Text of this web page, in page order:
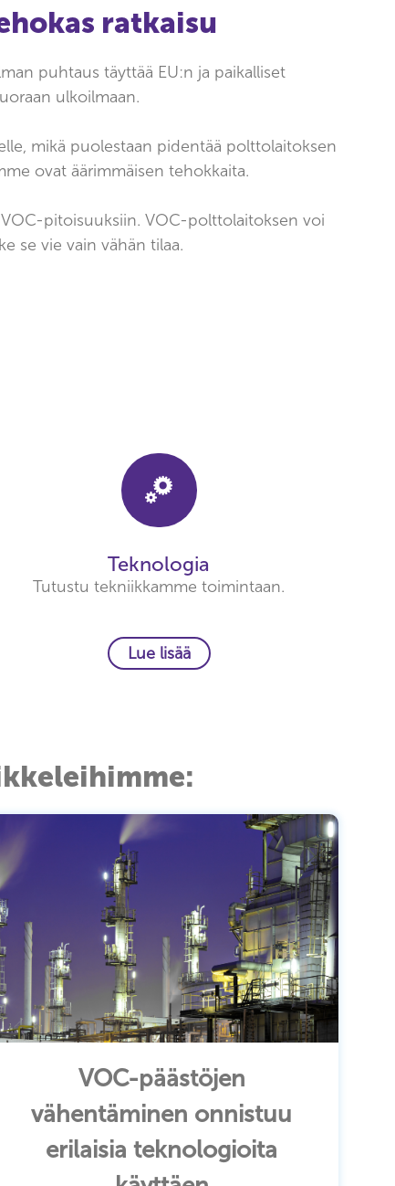
ratkaisu
puhtaus täyttää EU:n ja paikalliset
ulkoilmaan.
mikä puolestaan pidentää polttolaitoksen
ovat äärimmäisen tehokkaita.
pitoisuuksiin. VOC-polttolaitoksen voi
se vie vain vähän tilaa.
Teknologia
Tutustu tekniikkamme toimintaan.
Lue lisää
VOC-päästöjen
vähentäminen onnistuu
erilaisia teknologioita